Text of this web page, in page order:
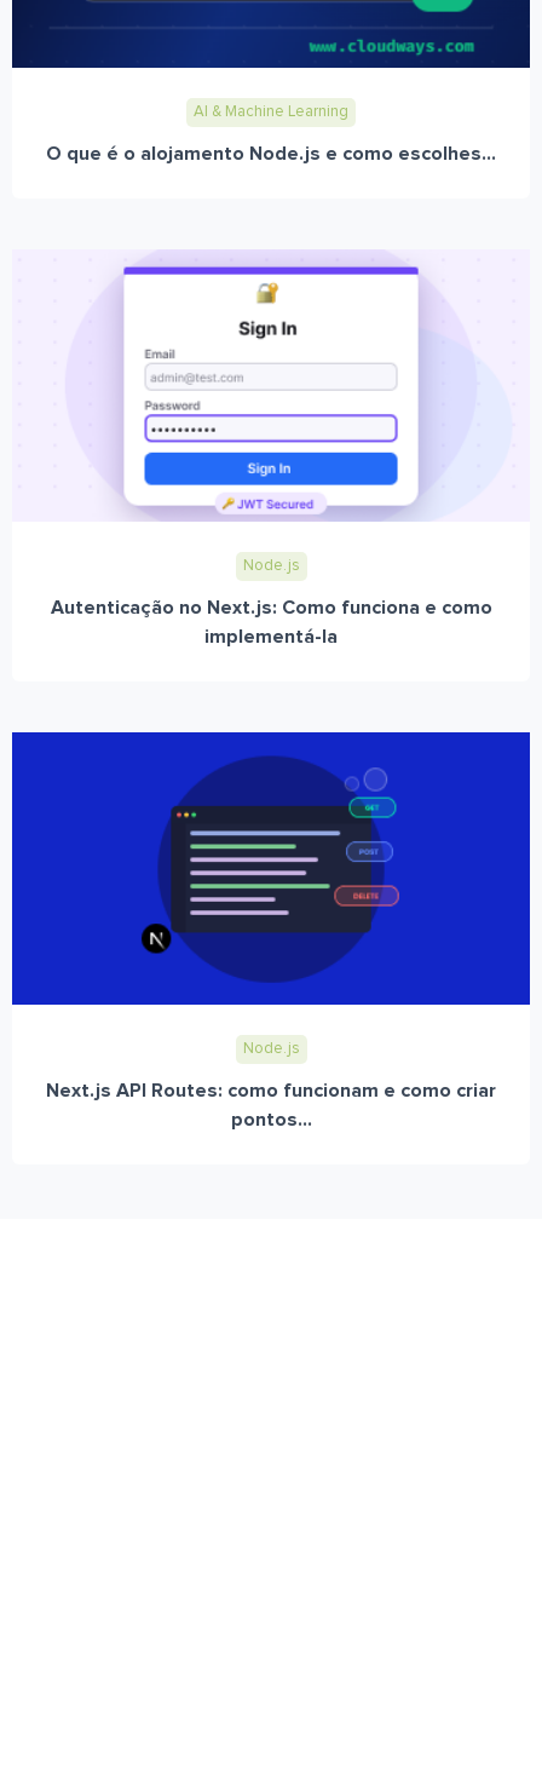
AI & Machine Learning
O que é o alojamento Node.js e como escolhes...
Node.js
Autenticação no Next.js: Como funciona e como
implementá-la
Node.js
Next.js API Routes: como funcionam e como criar
pontos...